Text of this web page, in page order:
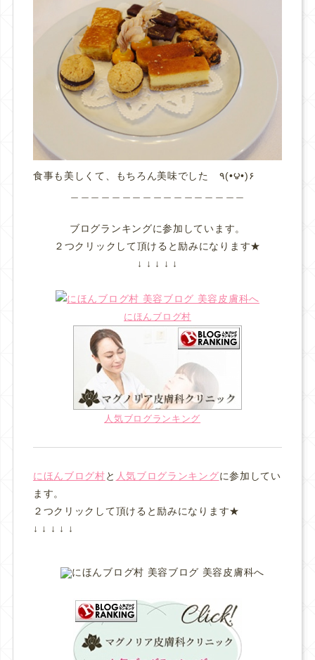
食事も美しくて、もちろん美味でした ٩(•౪•)۶
ブログランキングに参加しています。
２つクリックして頂けると励みになります★
↓ ↓ ↓ ↓ ↓
にほんブログ村
人気ブログランキング
にほんブログ村と 人気ブログランキングに参加してい
ます。
２つクリックして頂けると励みになります★
↓ ↓ ↓ ↓ ↓